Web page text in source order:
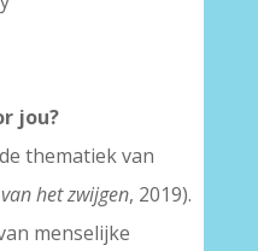
jou?
thematiek van
het zwijgen, 2019).
menselijke